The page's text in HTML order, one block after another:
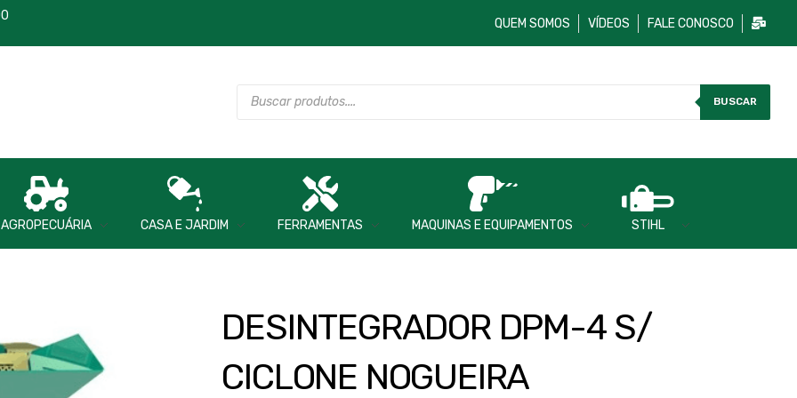
QUEM SOMOS VÍDEOS FALE CONOSCO
BUSCAR
AGROPECUÁRIA CASA E JARDIM FERRAMENTAS MAQUINAS E EQUIPAMENTOS STIHL
DESINTEGRADOR DPM-4 S/
CICLONE NOGUEIRA